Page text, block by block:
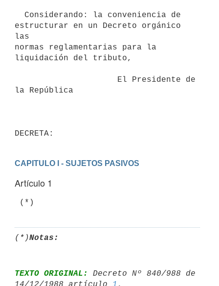
estructurar en un Decreto orgánico
las
normas reglamentarias para la
liquidación del tributo,
la República
CAPITULO I - SUJETOS PASIVOS
Artículo 1
(*)
(*)Notas:
TEXTO ORIGINAL:
Decreto Nº 840/988 de